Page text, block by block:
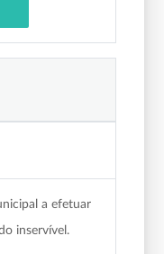
a efetuar
inservível.